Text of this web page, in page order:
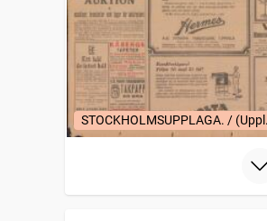
STOCKHOLMSUPPLAGA. /